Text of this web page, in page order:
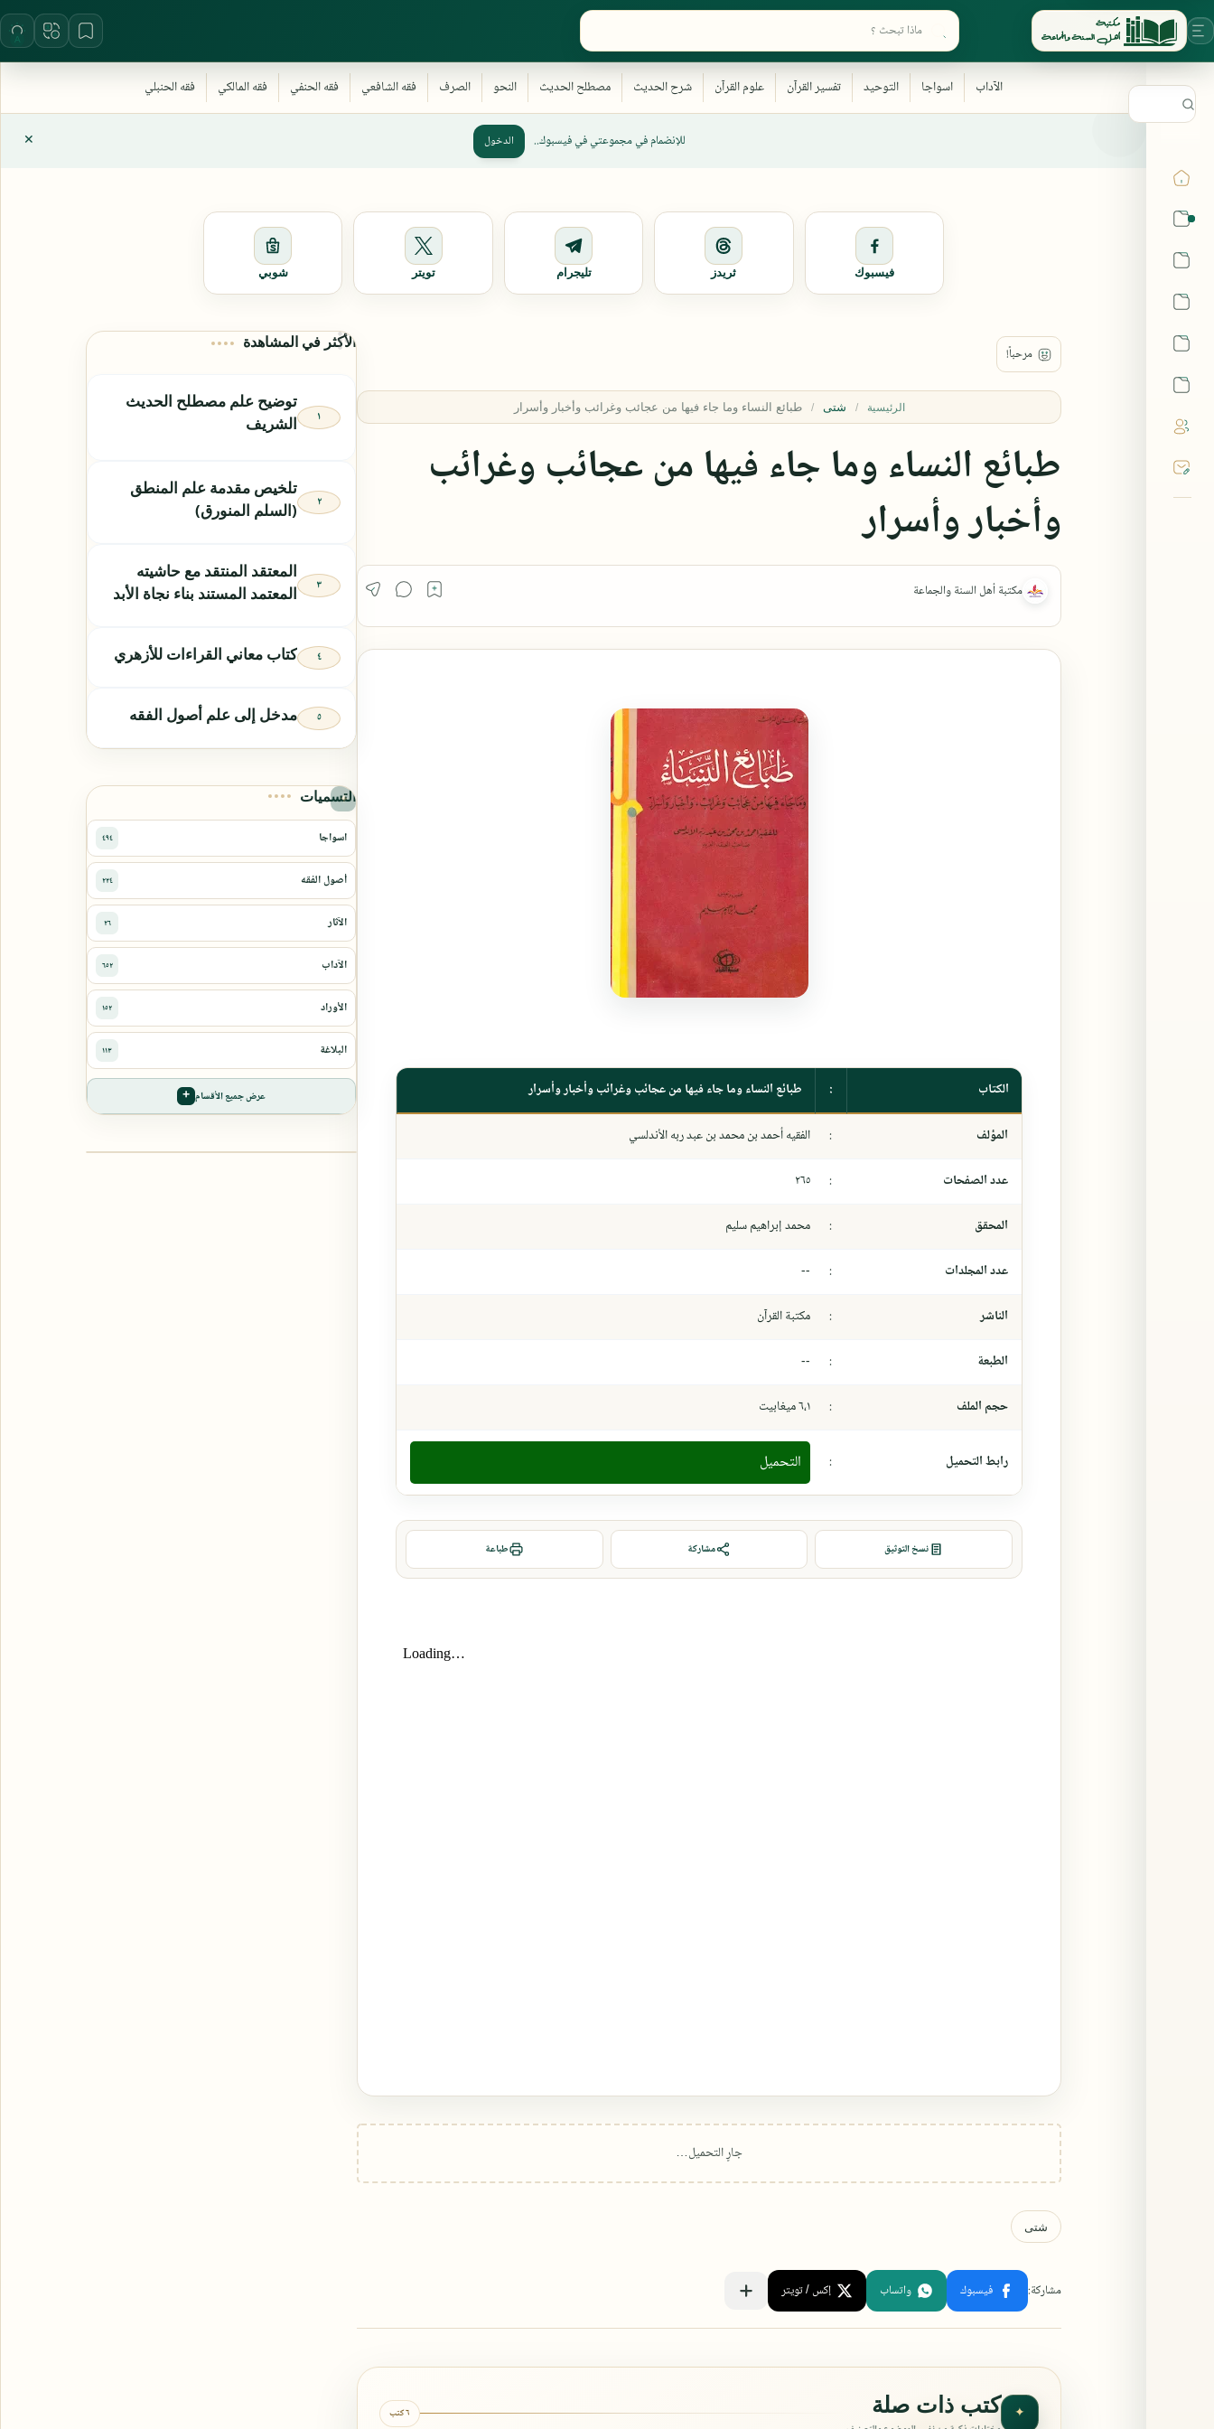
ابحث في أقسام المكتبة
للإنضمام في مجموعتي في فيسبوك.. الدخول
فيسبوك ثريدز تليجرام تويتر شوبي
الرئيسية شتى
طبائع النساء وما جاء فيها من عجائب وغرائب
وأخبار وأسرار
الكتاب : طبائع النساء وما جاء فيها من عجائب وغرائب وأخبار وأسرار
المؤلف : الفقيه أحمد بن محمد بن عبد ربه الأندلسي
عدد الصفحات : ٢٦٥
المحقق : محمد إبراهيم سليم
عدد المجلدات :
--
الناشر : مكتبة القرآن
الطبعة :
--
حجم الملف : ٦،١ ميغابيت
رابط التحميل : التحميل
نسخ التوثيق مشاركة طباعة
✦ كتب ذات صلة ٦ كتب
الأكثر في المشاهدة
توضيح علم مصطلح الحديث
الشريف
تلخيص مقدمة علم المنطق
(السلم المنورق)
المعتقد المنتقد مع حاشيته
المعتمد المستند بناء نجاة الأبد
كتاب معاني القراءات للأزهري
مدخل إلى علم أصول الفقه
التسميات
عرض جميع الأقسام